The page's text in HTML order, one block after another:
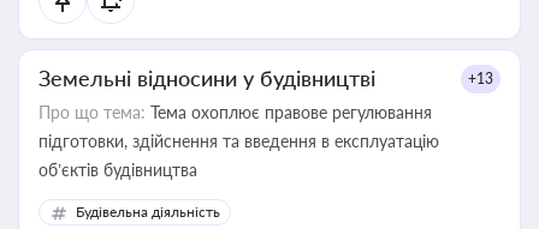
Земельні відносини у будівництві +13
Про що тема: Тема охоплює правове регулювання
підготовки, здійснення та введення в експлуатацію
об’єктів будівництва
Будівельна діяльність